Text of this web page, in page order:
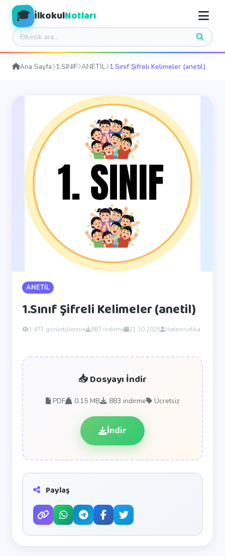
🎓 İlkokulNotları
Ana Sayfa 1.SINIF ANETİL 1.Sınıf Şifreli Kelimeler (anetil)
ANETİL
1.Sınıf Şifreli Kelimeler (anetil)
1,471 görüntülenme 883 indirme 21.10.2025 Hatemsefika
📥 Dosyayı İndir
PDF 0.15 MB 883 indirme Ücretsiz
İndir
Paylaş